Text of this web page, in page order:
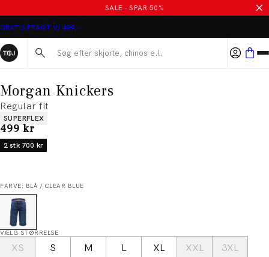
SALE - SPAR 50%
GRATIS FRAGT V/ 499,-
Søg her...
Morgan Knickers
Regular fit
Produkt egenskaber
SUPERFLEX
I alt (inkl. rabat)
499 kr
2 stk 700 kr
FARVE: BLÅ / CLEAR BLUE
VÆLG STØRRELSE
XS S M L XL XXL
3XL